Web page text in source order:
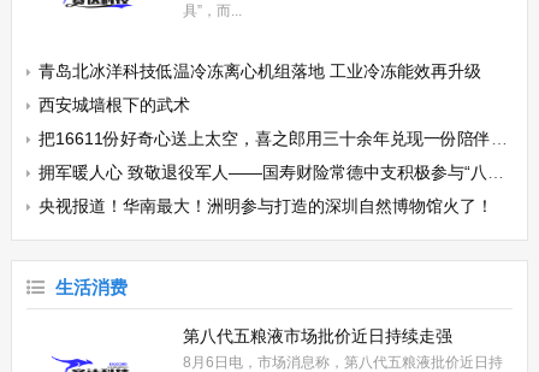
具”，而...
青岛北冰洋科技低温冷冻离心机组落地 工业冷冻能效再升级
西安城墙根下的武术
把16611份好奇心送上太空，喜之郎用三十余年兑现一份陪伴的承诺
拥军暖人心 致敬退役军人——国寿财险常德中支积极参与“八一”慰问活动
央视报道！华南最大！洲明参与打造的深圳自然博物馆火了！
生活消费
第八代五粮液市场批价近日持续走强
8月6日电，市场消息称，第八代五粮液批价近日持